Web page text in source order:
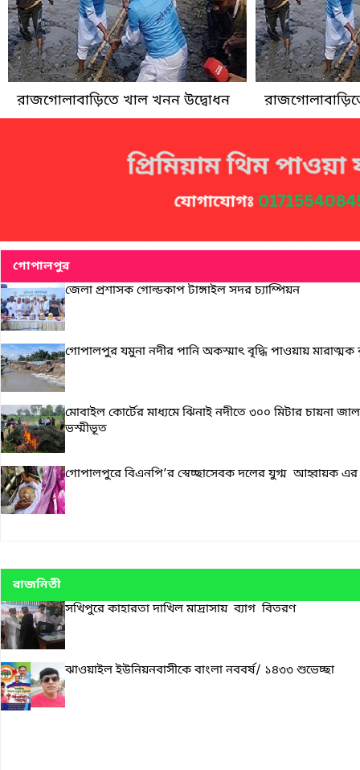
রাজগোলাবাড়িতে খাল খনন উদ্বোধন
গোপালপুর
জেলা প্রশাসক গোল্ডকাপ টাঙ্গাইল সদর চ্যাম্পিয়ন
গোপালপুর যমুনা নদীর পানি অকস্মাৎ বৃদ্ধি পাওয়ায় মারাত্মক
মোবাইল কোর্টের মাধ্যমে ঝিনাই নদীতে ৩০০ মিটার চায়না
ভস্মীভূত
গোপালপুরে বিএনপি’র স্বেচ্ছাসেবক দলের যুগ্ম আহ্বায়ক এর
রাজনিতী
সখিপুরে কাহারতা দাখিল মাদ্রাসায় ব্যাগ বিতরণ
ঝাওয়াইল ইউনিয়নবাসীকে বাংলা নববর্ষ/ ১৪৩৩ শুভেচ্ছা